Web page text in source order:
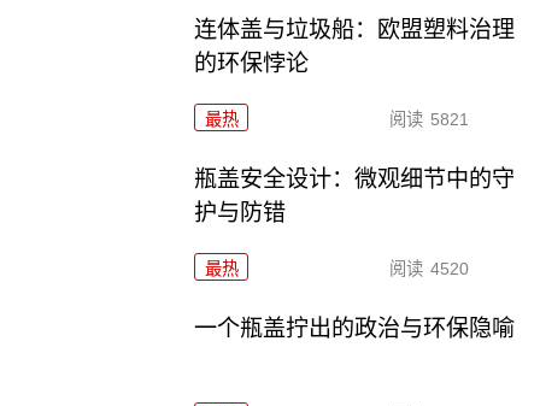
连体盖与垃圾船：欧盟塑料治理
的环保悖论
最热 阅读 5821
瓶盖安全设计：微观细节中的守
护与防错
最热 阅读 4520
一个瓶盖拧出的政治与环保隐喻